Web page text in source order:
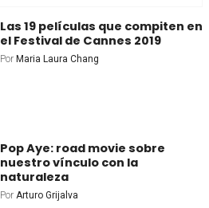
Las 19 películas que compiten en
el Festival de Cannes 2019
Por Maria Laura Chang
Pop Aye: road movie sobre
nuestro vínculo con la
naturaleza
Por Arturo Grijalva